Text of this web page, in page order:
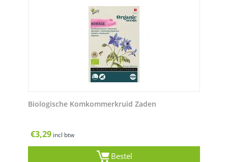
Biologische Komkommerkruid Zaden
€3,29 incl btw
Bestel